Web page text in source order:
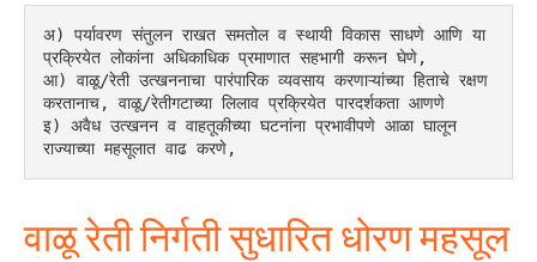
अ) पर्यावरण संतुलन राखत समतोल व स्थायी विकास साधणे आणि या
प्रक्रियेत लोकांना अधिकाधिक प्रमाणात सहभागी करून घेणे,
आ) वाळू/रेती उत्खननाचा पारंपारिक व्यवसाय करणाऱ्यांच्या हिताचे रक्षण
करतानाच, वाळू/रेतीगटाच्या लिलाव प्रक्रियेत पारदर्शकता आणणे
इ) अवैध उत्खनन व वाहतूकीच्या घटनांना प्रभावीपणे आळा घालून
राज्याच्या महसूलात वाढ करणे,
वाळू रेती निर्गती सुधारित धोरण महसूल